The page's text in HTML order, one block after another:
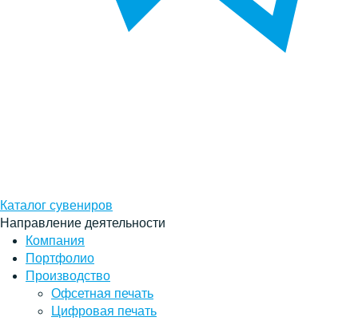
Каталог сувениров
Направление деятельности
Компания
Портфолио
Производство
Офсетная печать
Цифровая печать